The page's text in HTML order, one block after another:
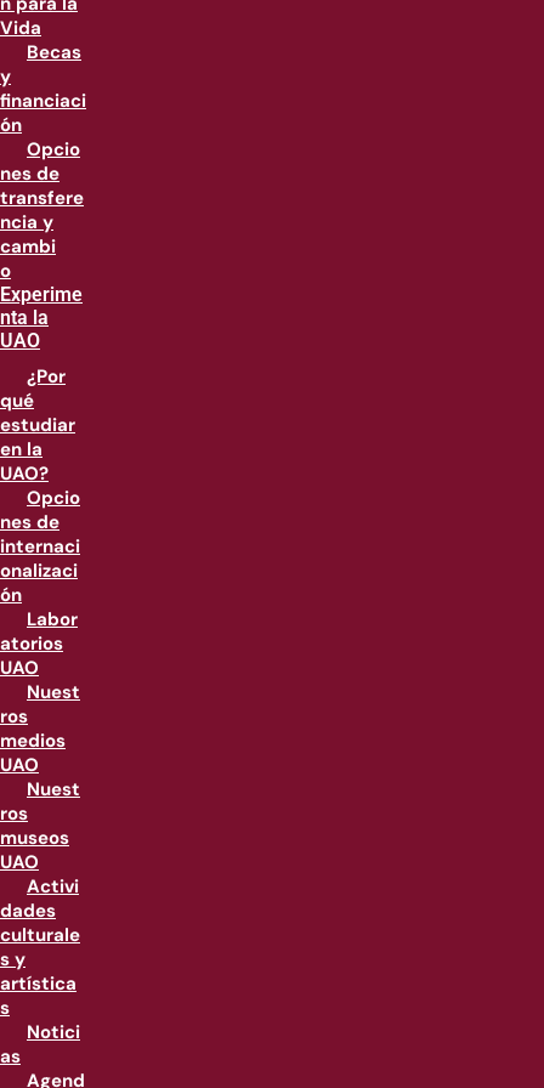
Vida
Becas
y
financiaci
ón
Opcio
nes de
transfere
ncia y
cambi
o
Experime
nta la
UAO
¿Por
qué
estudiar
en la
UAO?
Opcio
nes de
internaci
onalizaci
ón
Labor
atorios
UAO
Nuest
ros
medios
UAO
Nuest
ros
museos
UAO
Activi
dades
culturale
s y
artística
s
Notici
as
Agend